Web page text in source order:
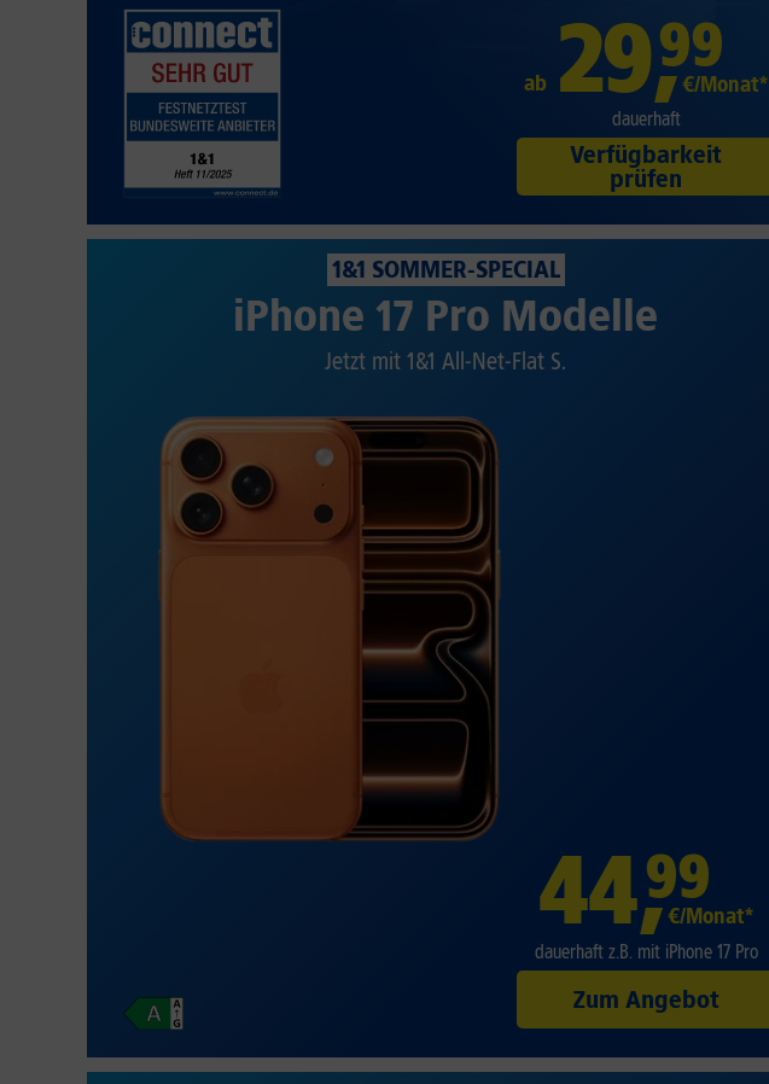
ab 29,99
€/Monat*
dauerhaft
Verfügbarkeit
prüfen
1&1 SOMMER-SPECIAL
iPhone 17 Pro Modelle
Jetzt mit 1&1 All-Net-Flat S.
44,99
€/Monat*
dauerhaft z.B. mit iPhone 17 Pro
Zum Angebot